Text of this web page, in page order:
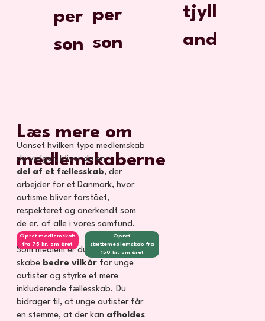
per
son
per
son
tjyll
and
Læs mere om
medlemskaberne
Uanset hvilken type medlemskab
du vælger, bliver du en
del af et fællesskab, der
arbejder for et Danmark, hvor
autisme bliver forstået,
respekteret og anerkendt som
de er, af alle i vores samfund.
Som medlem er du med til at
skabe bedre vilkår for unge
autister og styrke et mere
inkluderende fællesskab. Du
bidrager til, at unge autister får
en stemme, at der kan afholdes
Opret medlemskab
fra 75 kr. om året
Opret
stættemedlemskab fra
150 kr. om året